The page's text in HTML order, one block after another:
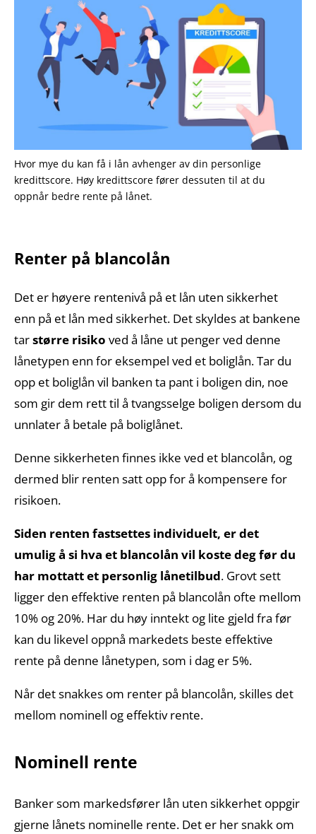
Hvor mye du kan få i lån avhenger av din personlige
kredittscore. Høy kredittscore fører dessuten til at du
oppnår bedre rente på lånet.
Renter på blancolån
Det er høyere rentenivå på et lån uten sikkerhet
enn på et lån med sikkerhet. Det skyldes at bankene
tarstørre risikoved å låne ut penger ved denne
lånetypen enn for eksempel ved et boliglån. Tar du
opp et boliglån vil banken ta pant i boligen din, noe
som gir dem rett til å tvangsselge boligen dersom du
unnlater å betale på boliglånet.
Denne sikkerheten finnes ikke ved et blancolån, og
dermed blir renten satt opp for å kompensere for
risikoen.
Siden renten fastsettes individuelt, er det
umulig å si hva et blancolån vil koste deg før du
har mottatt et personlig lånetilbud. Grovt sett
ligger den effektive renten på blancolån ofte mellom
10% og 20%. Har du høy inntekt og lite gjeld fra før
kan du likevel oppnå markedets beste effektive
rente på denne lånetypen, som i dag er 5%.
Når det snakkes om renter på blancolån, skilles det
mellom nominell og effektiv rente.
Nominell rente
Banker som markedsfører lån uten sikkerhet oppgir
gjerne lånets nominelle rente. Det er her snakk om